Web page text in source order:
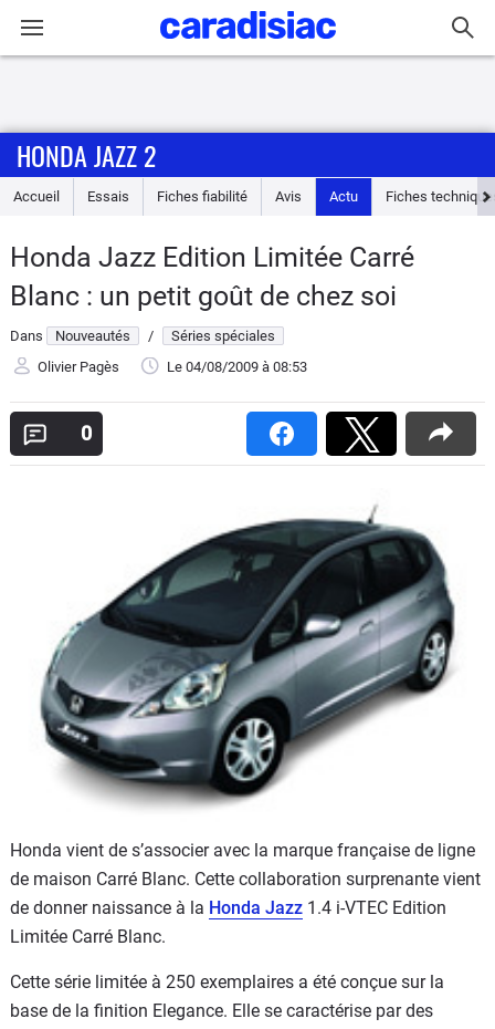
Accueil
Essais
Guide
d'achat
Electriques
Utilitaires
Forum
Moto
Marques
HONDA JAZZ 2
Accueil Essais Fiches fiabilité Avis Actu Fiches
Honda Jazz Edition Limitée Carré
Blanc : un petit goût de chez soi
Dans Nouveautés /
Séries spéciales
Olivier Pagès
Le 04/08/2009 à 08:53
0
Honda vient de s’associer avec la marque française de ligne
de maison Carré Blanc. Cette collaboration surprenante vient
de donner naissance à la Honda Jazz 1.4 i-VTEC Edition
Limitée Carré Blanc.
Cette série limitée à 250 exemplaires a été conçue sur la
base de la finition Elegance. Elle se caractérise par des